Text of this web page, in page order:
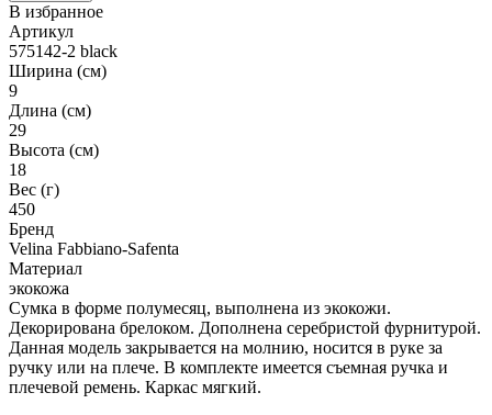
В избранное
Артикул
575142-2 black
Ширина (см)
9
Длина (см)
29
Высота (см)
18
Вес (г)
450
Бренд
Velina Fabbiano-Safenta
Материал
экокожа
Сумка в форме полумесяц, выполнена из экокожи.
Декорирована брелоком. Дополнена серебристой фурнитурой.
Данная модель закрывается на молнию, носится в руке за
ручку или на плече. В комплекте имеется съемная ручка и
плечевой ремень. Каркас мягкий.